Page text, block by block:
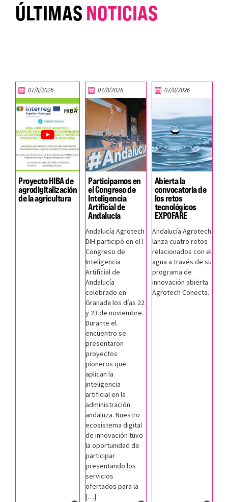
ÚLTIMAS NOTICIAS
07/8/2026
Proyecto HIBA de
agrodigitalización
de la agricultura
07/8/2026
Participamos en
el Congreso de
Inteligencia
Artificial de
Andalucía
Andalucía Agrotech
DIH participó en el I
Congreso de
Inteligencia
Artificial de
Andalucía
celebrado en
Granada los días 22
y 23 de noviembre.
Durante el
encuentro se
presentaron
proyectos
pioneros que
aplican la
inteligencia
artificial en la
administración
andaluza. Nuestro
ecosistema digital
de innovación tuvo
la oportunidad de
participar
presentando los
servicios
ofertados para la
[…]
07/8/2026
Abierta la
convocatoria de
los retos
tecnológicos
EXPOFARE
Andalucía Agrotech
lanza cuatro retos
relacionados con el
agua a través de su
programa de
innovación abierta
Agrotech Conecta.